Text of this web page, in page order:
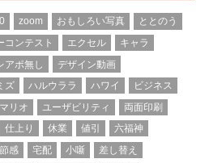
zoom おもしろい写真
ととのう
コンテスト エクセル
キャラ
アポ無し
デザイン動画
ズ ハルウララ ハワイ
ビジネス
マリオ ユーザビリティ
両面印刷
仕上り 休業 値引
六福神
感 宅配 小噺
差し替え